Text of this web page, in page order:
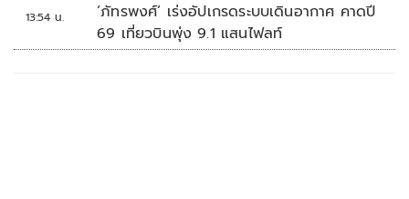
13:54 น.
‘ภัทรพงศ์’ เร่งอัปเกรดระบบเดินอากาศ คาดปี
69 เที่ยวบินพุ่ง 9.1 แสนไฟลท์